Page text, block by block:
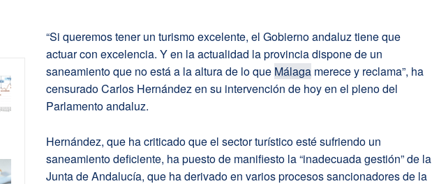
“Si queremos tener un turismo excelente, el Gobierno andaluz tiene que
actuar con excelencia. Y en la actualidad la provincia dispone de un
saneamiento que no está a la altura de lo que Málaga merece y reclama”, ha
censurado Carlos Hernández en su intervención de hoy en el pleno del
Parlamento andaluz.
Hernández, que ha criticado que el sector turístico esté sufriendo un
saneamiento deficiente, ha puesto de manifiesto la “inadecuada gestión” de la
Junta de Andalucía, que ha derivado en varios procesos sancionadores de la